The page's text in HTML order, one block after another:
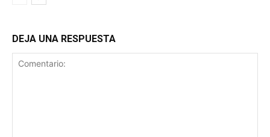
DEJA UNA RESPUESTA